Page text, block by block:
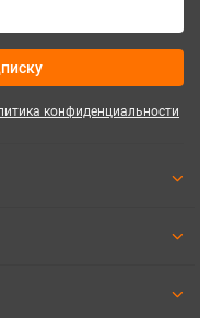
конфиденциальности